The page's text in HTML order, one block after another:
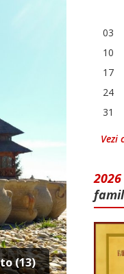
(13)
03
10
17
24
31
Vezi